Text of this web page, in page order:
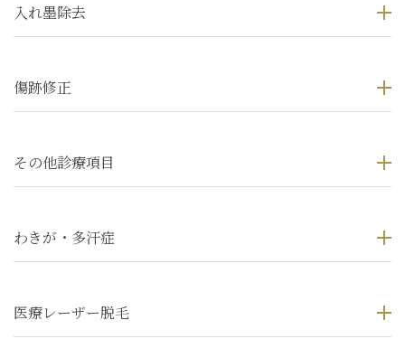
入れ墨除去
傷跡修正
その他診療項目
わきが・多汗症
医療レーザー脱毛